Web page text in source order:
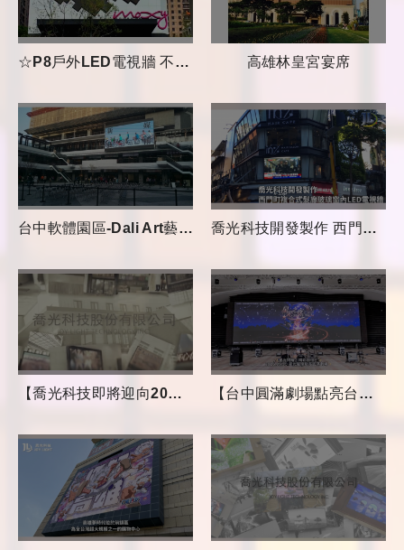
☆P8戶外LED電視牆 不規則造型異形屏☆ 高雄林皇宮宴席
台中軟體園區-Dali Art藝術廣場電視牆 喬光科技開發製作 西門町複合式髮廊玻璃窗內LED電視牆
【喬光科技即將迎向20週年囉！】 【台中圓滿劇場點亮台中夜空，見證喬光精彩時刻！】